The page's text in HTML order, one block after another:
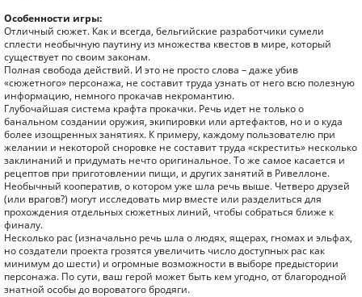
Особенности игры:
Отличный сюжет. Как и всегда, бельгийские разработчики сумели
сплести необычную паутину из множества квестов в мире, который
существует по своим законам.
Полная свобода действий. И это не просто слова – даже убив
«сюжетного» персонажа, не составит труда узнать от него всю полезную
информацию, немного прокачав некромантию.
Глубочайшая система крафта прокачки. Речь идет не только о
банальном создании оружия, экипировки или артефактов, но и о куда
более изощренных занятиях. К примеру, каждому пользователю при
желании и некоторой сноровке не составит труда «скрестить» несколько
заклинаний и придумать нечто оригинальное. То же самое касается и
рецептов при приготовлении пищи, и других занятий в Ривеллоне.
Необычный кооператив, о котором уже шла речь выше. Четверо друзей
(или врагов?) могут исследовать мир вместе или разделиться для
прохождения отдельных сюжетных линий, чтобы собраться ближе к
финалу.
Несколько рас (изначально речь шла о людях, ящерах, гномах и эльфах,
но создатели проекта грозятся увеличить число доступных рас как
минимум до шести) и огромные возможности в выборе предыстории
персонажа. По сути, ваш герой может быть кем угодно, от благородной
знатной особы до вороватого бродяги.